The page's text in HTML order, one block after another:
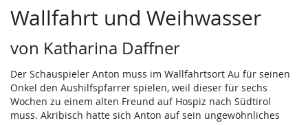
Wallfahrt und Weihwasser
von Katharina Daffner
Der Schauspieler Anton muss im Wallfahrtsort Au für seinen
Onkel den Aushilfspfarrer spielen, weil dieser für sechs
Wochen zu einem alten Freund auf Hospiz nach Südtirol
muss. Akribisch hatte sich Anton auf sein ungewöhnliches